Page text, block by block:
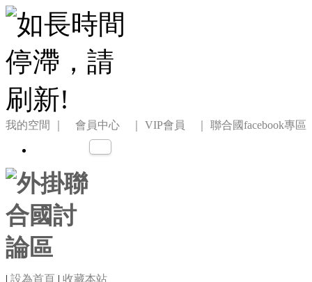
我的空間 ｜ 會員中心 ｜ VIP會員 ｜ 聯合國facebook專區
| 設為首頁 | 收藏本站